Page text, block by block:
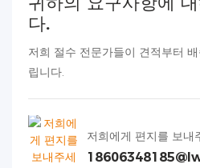
다.
저희 절수 전문가들이 견적부터
립니다.
저희에게 편지를 보내